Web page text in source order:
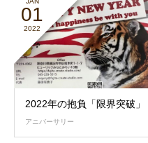
01
2022
2022年の抱負「限界突破」
アニバーサリー